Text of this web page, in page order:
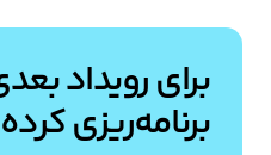
برای رویداد
برنامه‌ریزی